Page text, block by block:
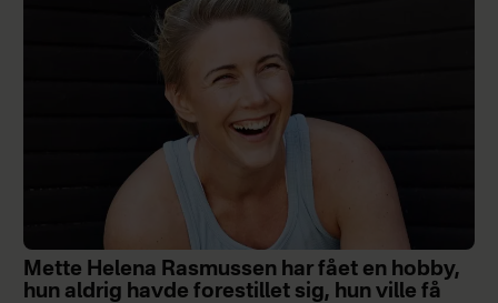
Mette Helena Rasmussen har fået en hobby,
hun aldrig havde forestillet sig, hun ville få